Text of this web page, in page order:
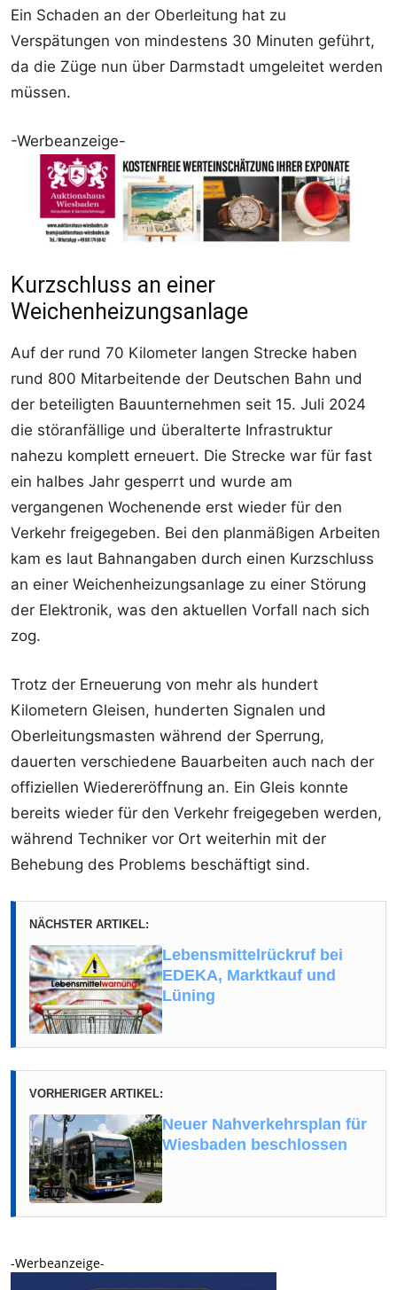
Ein Schaden an der Oberleitung hat zu
Verspätungen von mindestens 30 Minuten geführt,
da die Züge nun über Darmstadt umgeleitet werden
müssen.
-Werbeanzeige-
Kurzschluss an einer
Weichenheizungsanlage
Auf der rund 70 Kilometer langen Strecke haben
rund 800 Mitarbeitende der Deutschen Bahn und
der beteiligten Bauunternehmen seit 15. Juli 2024
die störanfällige und überalterte Infrastruktur
nahezu komplett erneuert. Die Strecke war für fast
ein halbes Jahr gesperrt und wurde am
vergangenen Wochenende erst wieder für den
Verkehr freigegeben. Bei den planmäßigen Arbeiten
kam es laut Bahnangaben durch einen Kurzschluss
an einer Weichenheizungsanlage zu einer Störung
der Elektronik, was den aktuellen Vorfall nach sich
zog.
Trotz der Erneuerung von mehr als hundert
Kilometern Gleisen, hunderten Signalen und
Oberleitungsmasten während der Sperrung,
dauerten verschiedene Bauarbeiten auch nach der
offiziellen Wiedereröffnung an. Ein Gleis konnte
bereits wieder für den Verkehr freigegeben werden,
während Techniker vor Ort weiterhin mit der
Behebung des Problems beschäftigt sind.
NÄCHSTER ARTIKEL:
Lebensmittelrückruf bei
EDEKA, Marktkauf und
Lüning
VORHERIGER ARTIKEL:
Neuer Nahverkehrsplan für
Wiesbaden beschlossen
-Werbeanzeige-